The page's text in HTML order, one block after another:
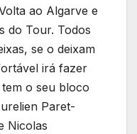
ao Algarve e
do Tour. Todos
se o deixam
irá fazer
o seu bloco
Paret-
Nicolas